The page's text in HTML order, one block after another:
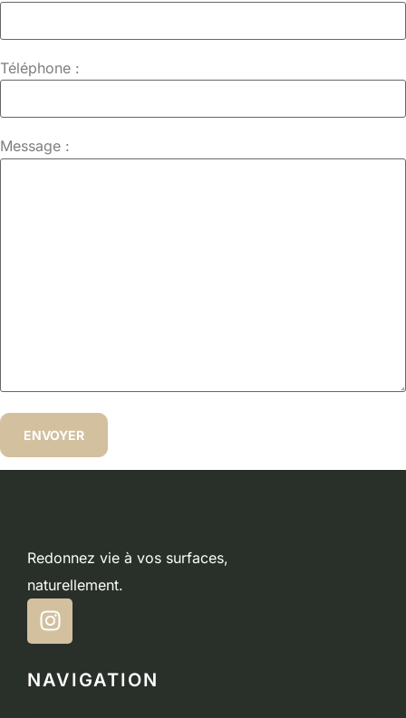
Téléphone :
Message :
Redonnez vie à vos surfaces,
naturellement.
NAVIGATION